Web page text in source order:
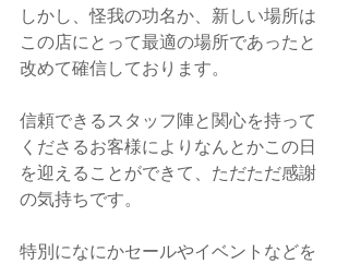
しかし、怪我の功名か、新しい場所は
この店にとって最適の場所であったと
改めて確信しております。
信頼できるスタッフ陣と関心を持って
くださるお客様によりなんとかこの日
を迎えることができて、ただただ感謝
の気持ちです。
特別になにかセールやイベントなどを